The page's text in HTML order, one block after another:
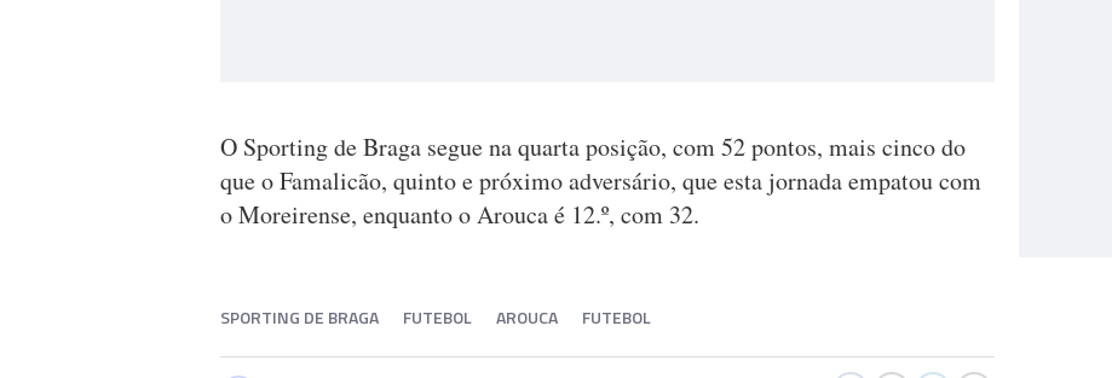
O Sporting de Braga segue na quarta posição, com 52 pontos, mais cinco do
que o Famalicão, quinto e próximo adversário, que esta jornada empatou com
o Moreirense, enquanto o Arouca é 12.º, com 32.
SPORTING DE BRAGA FUTEBOL AROUCA FUTEBOL